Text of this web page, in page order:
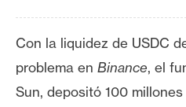
Con la liquidez de USDC
problema en Binance, el
Sun, depositó 100